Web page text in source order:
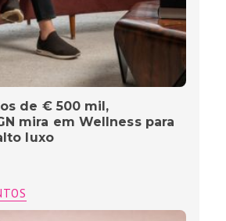
de € 500 mil,
mira em Wellness para
luxo